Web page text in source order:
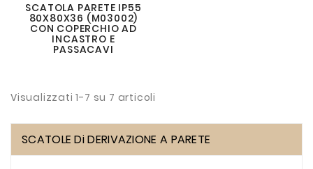
SCATOLA PARETE IP55
80X80X36 (M03002)
CON COPERCHIO AD
INCASTRO E
PASSACAVI
Visualizzati 1-7 su 7 articoli
SCATOLE Di DERIVAZIONE A PARETE